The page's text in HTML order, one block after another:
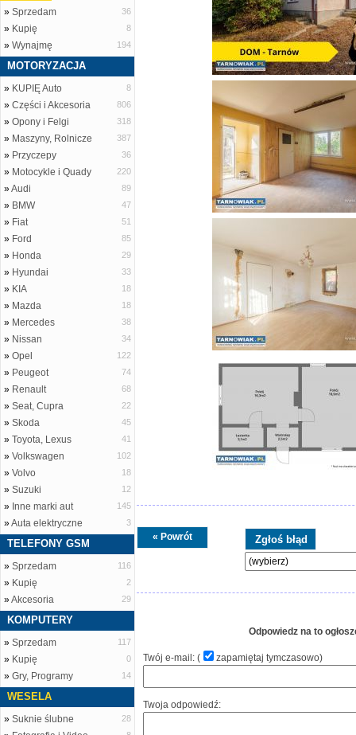
» Sprzedam 36
» Kupię 8
» Wynajmę 194
MOTORYZACJA
» KUPIĘ Auto 8
» Części i Akcesoria 806
» Opony i Felgi 318
» Maszyny, Rolnicze 387
» Przyczepy 36
» Motocykle i Quady 220
»Audi 89
» BMW 47
» Fiat 51
» Ford 85
» Honda 29
» Hyundai 33
» KIA 18
» Mazda 18
» Mercedes 38
» Nissan 34
» Opel 122
» Peugeot 74
» Renault 68
» Seat, Cupra 22
» Skoda 45
» Toyota, Lexus 41
» Volkswagen 102
» Volvo 18
» Suzuki 12
» Inne marki aut 145
»Auta elektryczne 3
TELEFONY GSM
» Sprzedam 116
» Kupię 2
»Akcesoria 29
KOMPUTERY
» Sprzedam 117
» Kupię 0
» Gry, Programy 14
WESELA
» Suknie ślubne 28
« Powrót
Odpowiedz na to
Twój e-mail: ( zapamiętaj tymczasowo)
Twoja odpowiedź: